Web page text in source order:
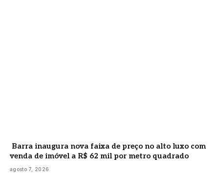
Barra inaugura nova faixa de preço no alto luxo com
venda de imóvel a R$ 62 mil por metro quadrado
agosto 7, 2026